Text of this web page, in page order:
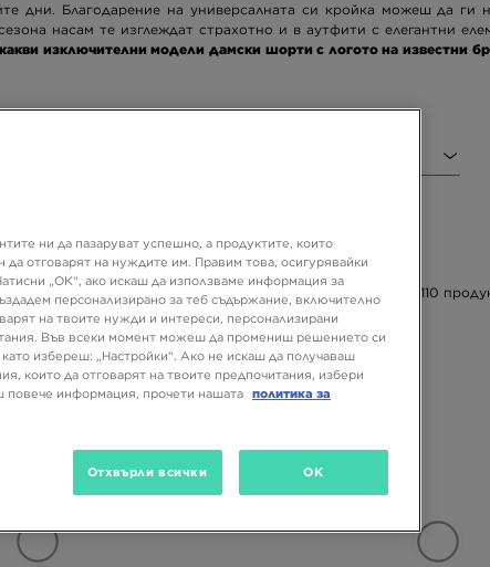
дни. Благодарение на универсалната си кройка можеш да ги
насам те изглеждат страхотно и в аутфити с елегантни
изключителни модели дамски шорти с логото на известни
110
ни да пазаруват успешно, а продуктите, които
отговарят на нуждите им. Правим това, осигурявайки
„ОК“, ако искаш да използваме информация за
персонализирано за теб съдържание, включително
на твоите нужди и интереси, персонализирани
Във всеки момент можеш да промениш решението си
избереш: „Настройки“. Ако не искаш да получаваш
които да отговарят на твоите предпочитания, избери
повече информация, прочети нашата политика за
Отхвърли всички OK